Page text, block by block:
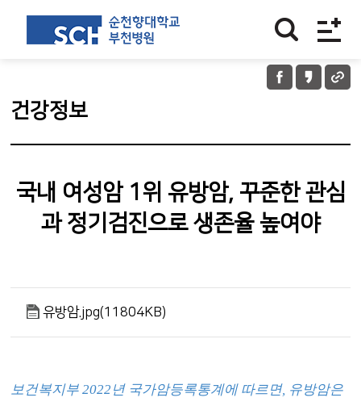
건강정보
국내 여성암 1위 유방암, 꾸준한 관심
과 정기검진으로 생존율 높여야
유방암.jpg(11804KB)
보건복지부2022 년 국가암등록통계에 따르면, 유방암은